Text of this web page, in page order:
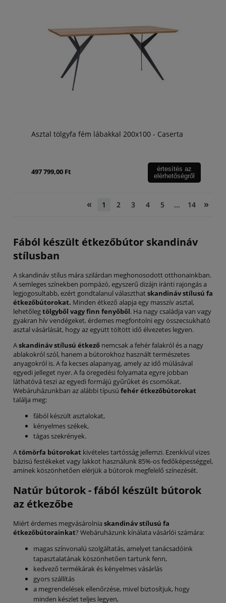
Asztal tölgyfa fém lábakkal 200x100 - Caserta
497 799,00 Ft
értesítés az
elérhetőségről
« 1 2 3 4 5 ... 14 »
Fából készült étkezőbútor skandináv
stílusban
A skandináv stílus mára szilárdan meghonosodott otthonainkban.
A semleges színekben pompázó, egyszerű dizájn iránti rajongás a
legjogosultabb, ezért gondtalanul választhatskandináv stílusú fa
étkezőbútorokat. Minden étkező alapja egy masszív asztal,
lehetőlegtölgyből vagy finn fenyőből. Ha nagy családja van vagy
gyakran hív vendégeket, érdemes megfontolni egy összecsukható
asztal vásárlását, hogy az együtt töltött idő élvezetes legyen.
Askandináv stílusú étkező nemcsak a fehér falakról és a nagy
ablakokról szól, hanem a bútorokhoz használt természetes
anyagokról is. A fa kecses alapanyag, amely az idő múlásával
egyedi jelleget nyer. A fa öregedési folyamata egyre jobban
láthatóvá teszi az egyedi formájú gyűrűket és csomókat.
Webáruházunkban az alábbi típusú fehér étkezőbútorokat
találja meg:
fából készült asztalokat,
kényelmes székek,
tágas szekrények.
Atömörfa bútorokat kivételes tartósság jellemzi. Ezenkívül vizes
bázisú festékeket vagy lakkot használunk 85%-os fedőképességgel,
aminek köszönhetően elérjük a bútorok megfelelő színezését.
Natúr bútorok - fából készült bútorok
az étkezőbe
Miért érdemes megvásárolnia skandináv stílusú fa
étkezőbútorainkat? Webáruházunk kínálata vásárlói számára:
magas színvonalú szolgáltatás, amelyet tanácsadóink
tapasztalatának köszönhetően tartunk fenn,
kedvező termékárak és kényelmes vásárlás
gyors szállítás
a megrendelések ellenőrzése, mivel biztosítjuk, hogy
minden készlet teljes legyen,